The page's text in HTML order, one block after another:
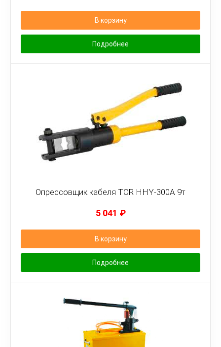
В корзину
Подробнее
Опрессовщик кабеля TOR HHY-300A 9т
5 041 ₽
В корзину
Подробнее